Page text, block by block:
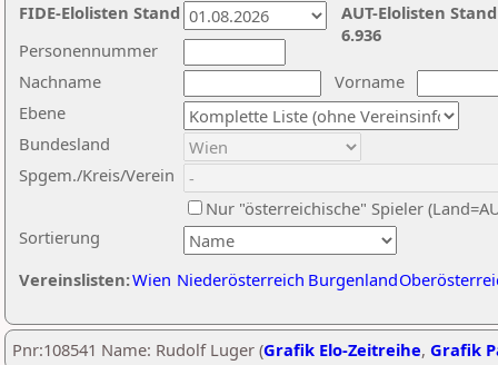
Nachname
Vorname
Ebene
Sortierung
Personennummer
Bundesland
Spgem./Kreis/Verein
Nur "österreichische" Spieler
Vereinslisten:Wien Niederösterreich Burgenland
AUT-Elolisten
6.936
FIDE-Elolisten Stand
Pnr:108541 Name: Rudolf Luger (Grafik Elo-Zeitreihe, Grafik